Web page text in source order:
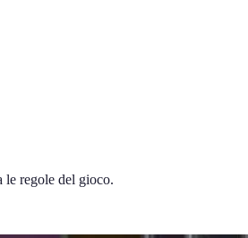
le regole del gioco.